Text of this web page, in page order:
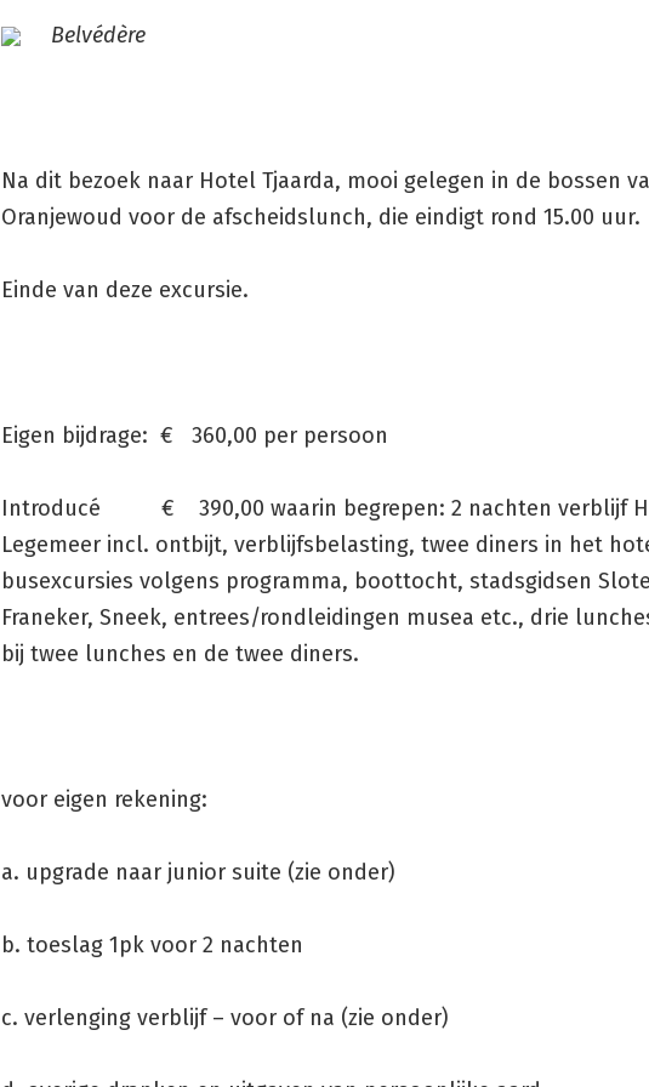
Belvédère
Na dit bezoek naar Hotel Tjaarda, mooi gelegen in de bossen
Oranjewoud voor de afscheidslunch, die eindigt rond 15.00 uur.
Einde van deze excursie.
Eigen bijdrage: € 360,00 per persoon
Introducé € 390,00 waarin begrepen: 2 nachten verblijf
Legemeer incl. ontbijt, verblijfsbelasting, twee diners in het
busexcursies volgens programma, boottocht, stadsgidsen
Franeker, Sneek, entrees/rondleidingen musea etc., drie
bij twee lunches en de twee diners.
voor eigen rekening:
a. upgrade naar junior suite (zie onder)
b. toeslag 1pk voor 2 nachten
c. verlenging verblijf – voor of na (zie onder)